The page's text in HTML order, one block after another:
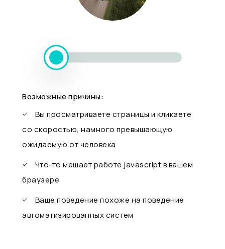
Возможные причины:
Вы просматриваете страницы и кликаете
со скоростью, намного превышающую
ожидаемую от человека
Что-то мешает работе javascript в вашем
браузере
Ваше поведение похоже на поведение
автоматизированных систем